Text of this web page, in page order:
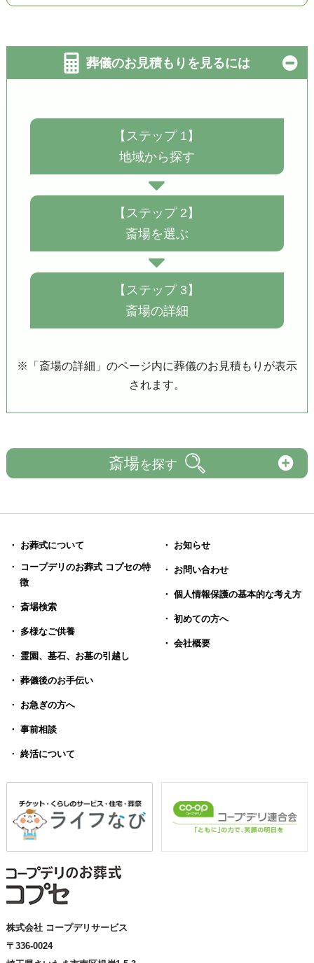
葬儀のお見積もりを見るには
【ステップ 1】
地域から探す
【ステップ 2】
斎場を選ぶ
【ステップ 3】
斎場の詳細
※「斎場の詳細」のページ内に葬儀のお見積もりが表示
されます。
斎場を探す
株式会社 コープデリサービス
〒336-0024
・ お葬式について
・ コープデリのお葬式 コプセの特
徴
・ 斎場検索
・ 多様なご供養
・ 霊園、墓石、お墓の引越し
・ 葬儀後のお手伝い
・ お急ぎの方へ
・ 事前相談
・ 終活について
・ お知らせ
・ お問い合わせ
・ 個人情報保護の基本的な考え方
・ 初めての方へ
・ 会社概要